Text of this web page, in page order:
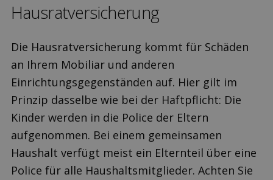
Hausrat­versicherung
Die Hausrat­versicherung kommt für Schäden
an Ihrem Mobiliar und anderen
Einrichtungsgegenständen auf. Hier gilt im
Prinzip dasselbe wie bei der Haftpflicht: Die
Kinder werden in die Police der Eltern
aufgenommen. Bei einem gemeinsamen
Haushalt verfügt meist ein Elternteil über eine
Police für alle Haushaltsmitglieder. Achten Sie